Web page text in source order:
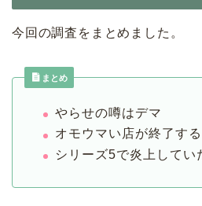
今回の調査をまとめました。
まとめ
やらせの噂はデマ
オモウマい店が終了す
シリーズ5で炎上してい